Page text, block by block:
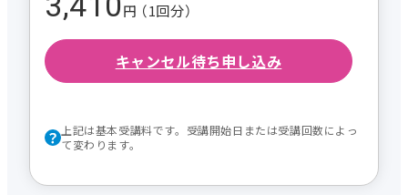
円 （1回分）
キャンセル待ち申し込み
上記は基本受講料です。受講開始日または受講回数によっ
て変わります。